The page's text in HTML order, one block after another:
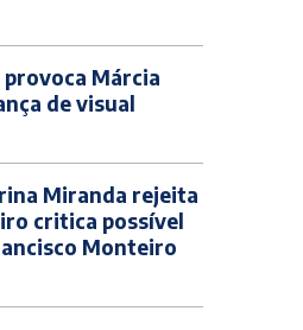
Márcia
de visual
Miranda rejeita
critica possível
Monteiro